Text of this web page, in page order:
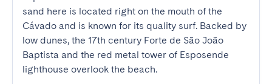
sand here is located right on the mouth of the
Cávado and is known for its quality surf. Backed by
low dunes, the 17th century Forte de São João
Baptista and the red metal tower of Esposende
lighthouse overlook the beach.